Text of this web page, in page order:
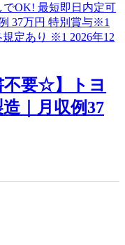
不要☆】トヨ
｜月収例37